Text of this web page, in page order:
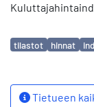
Avainsanat
tilastot hinnat
Tietueen